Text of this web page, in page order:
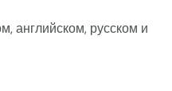
английском, русском и